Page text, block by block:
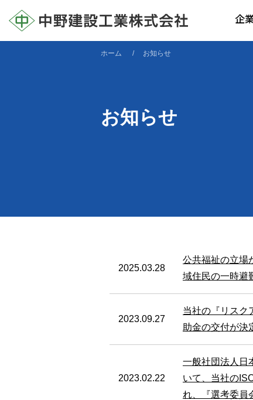
企
ホーム お知らせ
お知らせ
2025.03.28
公共福祉の立場
域住民の一時避
2023.09.27
当社の『リスク
助金の交付が決
2023.02.22
一般社団法人日
いて、当社の
れ、『選考委員